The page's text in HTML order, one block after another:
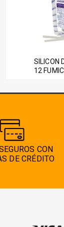
SILICON
12
CON
DE CRÉDITO